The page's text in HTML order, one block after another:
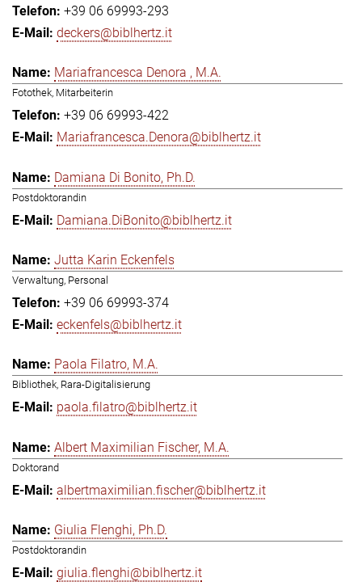
+39 06 69993-293
deckers@biblhertz.it
Mariafrancesca Denora , M.A.
Fotothek, Mitarbeiterin
+39 06 69993-422
Mariafrancesca.Denora@biblhertz.it
Damiana Di Bonito, Ph.D.
Postdoktorandin
Damiana.DiBonito@biblhertz.it
Jutta Karin Eckenfels
Verwaltung, Personal
+39 06 69993-374
eckenfels@biblhertz.it
Paola Filatro, M.A.
Bibliothek, Rara-Digitalisierung
paola.filatro@biblhertz.it
Albert Maximilian Fischer, M.A.
Doktorand
albertmaximilian.fischer@biblhertz.it
Giulia Flenghi, Ph.D.
Postdoktorandin
giulia.flenghi@biblhertz.it